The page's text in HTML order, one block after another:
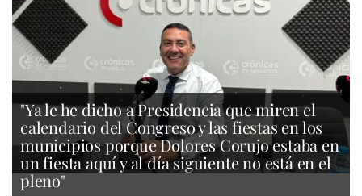
"Ya le he dicho a Presidencia que miren el
calendario del Congreso y las fiestas en los
municipios porque Dolores Corujo estaba en
un fiesta aquí y al día siguiente no está en el
pleno"